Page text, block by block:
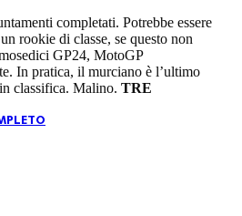
completati. Potrebbe essere
rookie di classe, se questo non
GP24, MotoGP
In pratica, il murciano è l’ultimo
classifica. Malino. TRE